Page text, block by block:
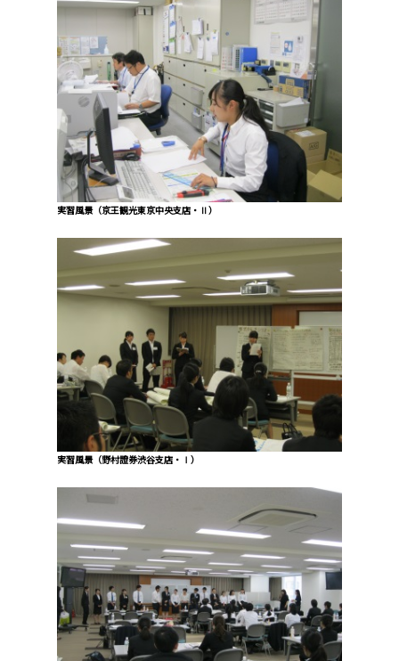
実習風景（京王観光東京中央支店・Ⅱ）
実習風景（野村證券渋谷支店・Ⅰ）